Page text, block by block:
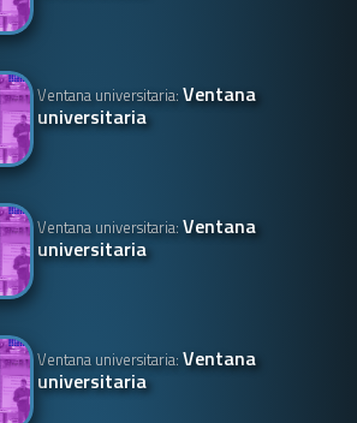
Ventana universitaria:Ventana
universitaria
Ventana universitaria:Ventana
universitaria
Ventana universitaria:Ventana
universitaria